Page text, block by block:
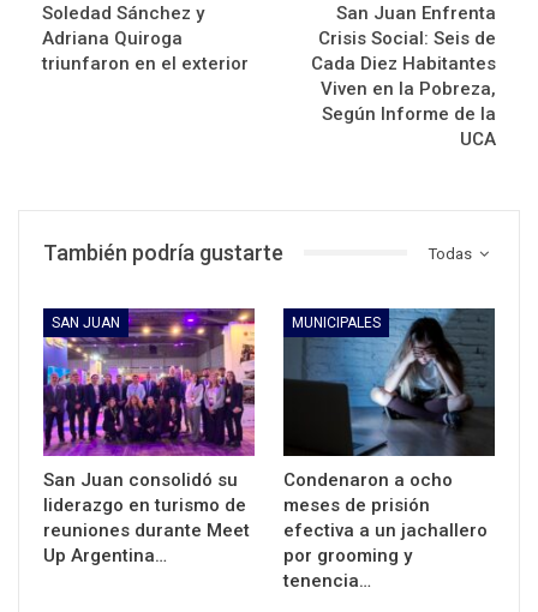
Soledad Sánchez y
Adriana Quiroga
triunfaron en el exterior
San Juan Enfrenta
Crisis Social: Seis de
Cada Diez Habitantes
Viven en la Pobreza,
Según Informe de la
UCA
Todas
También podría gustarte
SAN JUAN
San Juan consolidó su
liderazgo en turismo de
reuniones durante Meet
Up Argentina…
MUNICIPALES
Condenaron a ocho
meses de prisión
efectiva a un jachallero
por grooming y
tenencia…